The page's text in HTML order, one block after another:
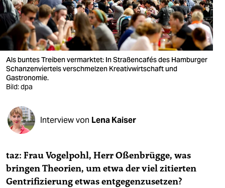
verlag
verlag
veranstaltungen
shop
fragen & hilfe
unterstützen
abo
epaper login
Als buntes Treiben vermarktet: In Straßencafés des Hamburger
Schanzenviertels verschmelzen Kreativwirtschaft und
Gastronomie.
Bild: dpa
Interview von Lena Kaiser
taz: Frau Vogelpohl, Herr Oßenbrügge, was
bringen Theorien, um etwa der viel zitierten
Gentrifizierung etwas entgegenzusetzen?